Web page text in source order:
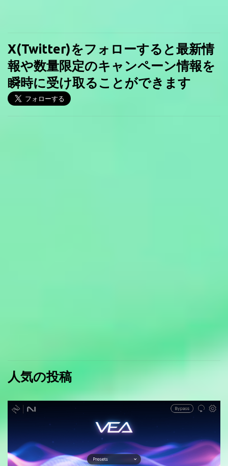
X(Twitter)をフォローすると最新情
報や数量限定のキャンペーン情報を
瞬時に受け取ることができます
人気の投稿